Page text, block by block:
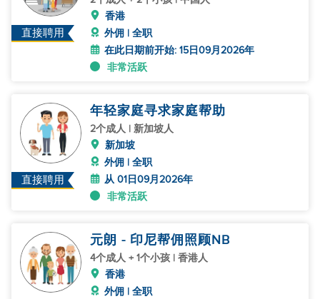
直接聘用
香港
外佣 | 全职
在此日期前开始: 15日09月2026年
非常活跃
直接聘用
年轻家庭寻求家庭帮助
2个成人 | 新加坡人
新加坡
外佣 | 全职
从 01日09月2026年
非常活跃
元朗 - 印尼帮佣照顾NB
4个成人 + 1个小孩 | 香港人
香港
外佣 | 全职